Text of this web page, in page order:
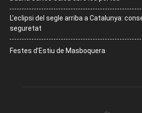
L’eclipsi del segle arriba a Catalunya:
seguretat
Festes d’Estiu de Masboquera